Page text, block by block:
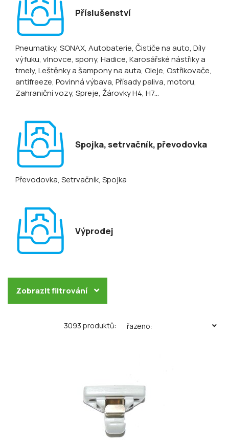
Příslušenství
Pneumatiky, SONAX, Autobaterie, Čističe na auto, Díly
výfuku, vlnovce, spony, Hadice, Karosářské nástřiky a
tmely, Leštěnky a šampony na auta, Oleje, Ostřikovače,
antifreeze, Povinná výbava, Přísady paliva, motoru,
Zahraniční vozy, Spreje, Žárovky H4, H7...
Spojka, setrvačník, převodovka
Převodovka, Setrvačník, Spojka
Výprodej
Zobrazit filtrování
3093 produktů: řazeno: